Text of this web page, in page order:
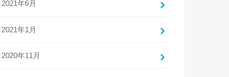
2021年6月
2021年1月
2020年11月